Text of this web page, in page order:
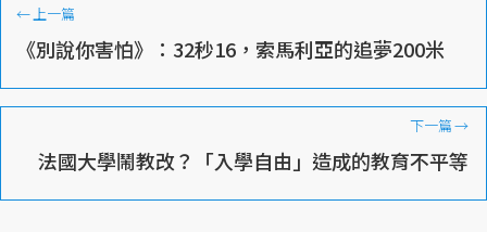
← 上一篇
《別說你害怕》：32秒16，索馬利亞的追夢200米
下一篇→
法國大學鬧教改？「入學自由」造成的教育不平等